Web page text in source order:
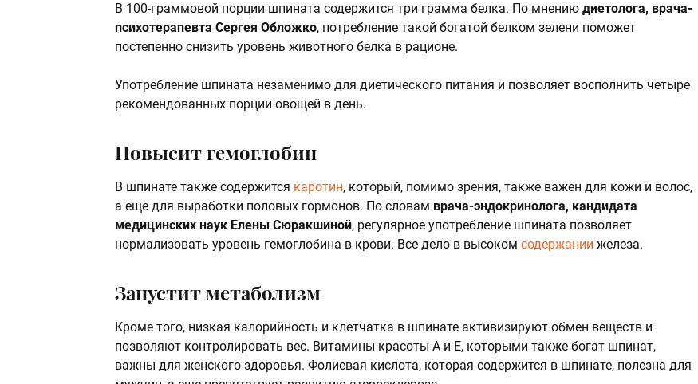
В 100-граммовой порции шпината содержится три грамма белка. По мнению диетолога, врача-
психотерапевта Сергея Обложко, потребление такой богатой белком зелени поможет
постепенно снизить уровень животного белка в рационе.
Употребление шпината незаменимо для диетического питания и позволяет восполнить четыре
рекомендованных порции овощей в день.
Повысит гемоглобин
В шпинате также содержится каротин, который, помимо зрения, также важен для кожи и волос,
а еще для выработки половых гормонов. По словам врача-эндокринолога, кандидата
медицинских наук Елены Сюракшиной, регулярное употребление шпината позволяет
нормализовать уровень гемоглобина в крови. Все дело в высоком содержании железа.
Запустит метаболизм
Кроме того, низкая калорийность и клетчатка в шпинате активизируют обмен веществ и
позволяют контролировать вес. Витамины красоты А и Е, которыми также богат шпинат,
важны для женского здоровья. Фолиевая кислота, которая содержится в шпинате, полезна для